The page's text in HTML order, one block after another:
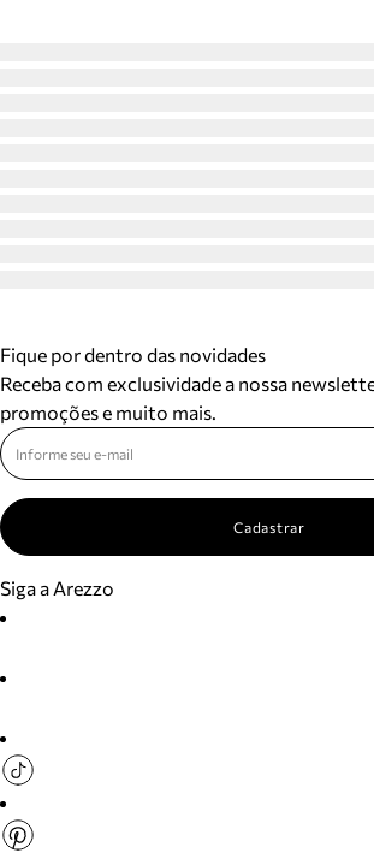
Fique por dentro das novidades
Receba com exclusividade a nossa
promoções e muito mais.
Cadastrar
Siga a Arezzo